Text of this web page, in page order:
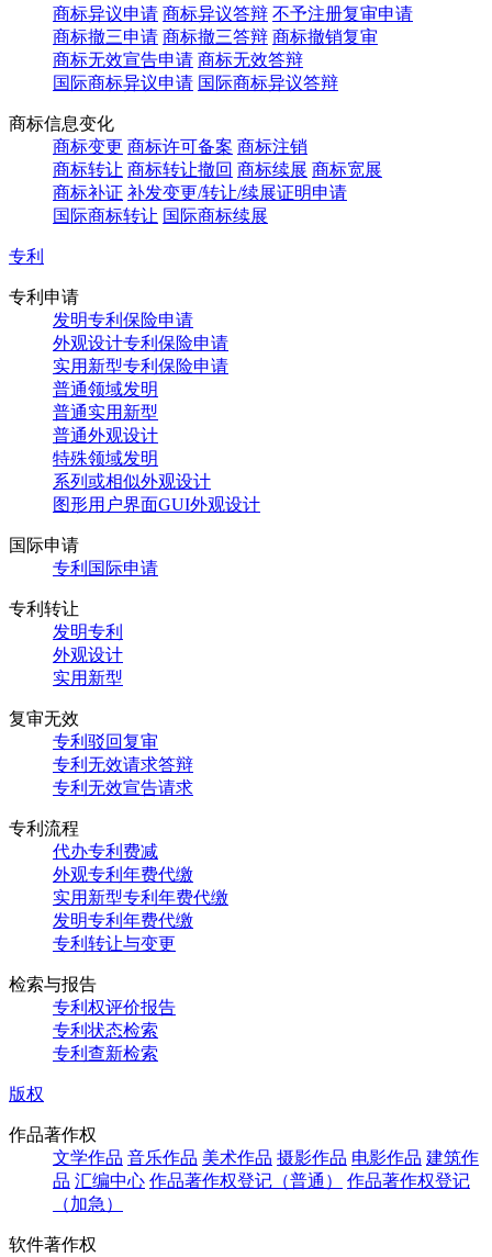
商标异议申请 商标异议答辩 不予注册复审申请
商标撤三申请 商标撤三答辩 商标撤销复审
商标无效宣告申请 商标无效答辩
国际商标异议申请 国际商标异议答辩
商标信息变化
商标变更 商标许可备案 商标注销
商标转让 商标转让撤回 商标续展 商标宽展
商标补证 补发变更/转让/续展证明申请
国际商标转让 国际商标续展
专利
专利申请
发明专利保险申请
外观设计专利保险申请
实用新型专利保险申请
普通领域发明
普通实用新型
普通外观设计
特殊领域发明
系列或相似外观设计
图形用户界面GUI外观设计
国际申请
专利国际申请
专利转让
发明专利
外观设计
实用新型
复审无效
专利驳回复审
专利无效请求答辩
专利无效宣告请求
专利流程
代办专利费减
外观专利年费代缴
实用新型专利年费代缴
发明专利年费代缴
专利转让与变更
检索与报告
专利权评价报告
专利状态检索
专利查新检索
版权
作品著作权
文学作品 音乐作品 美术作品 摄影作品 电影作品 建筑作
品 汇编中心 作品著作权登记（普通）
作品著作权登记
（加急）
软件著作权